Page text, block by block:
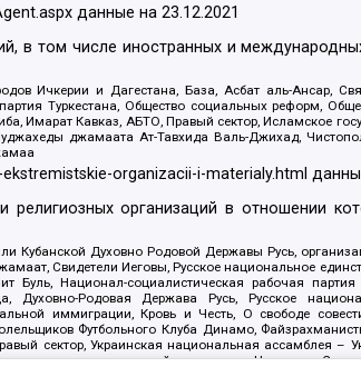
данные на23.12.2021
в том числе иностранных и
Ичкерии и Дагестана, База, Асбат аль-Ансар,
Туркестана, Общество социальных реформ,
Имарат Кавказ, АБТО, Правый сектор, Исламское
джамаата Ат-Тавхида Валь-Джихад,
organizacii-i-materialy.html
организаций в отношении
Кубанской Духовно Родовой Державы Русь,
Свидетели Иеговы, Русское национальное
Буль, Национал-социалистическая рабочая
Духовно-Родовая Держава Русь, Русское
иммиграции, Кровь и Честь, О свободе
Футбольного Клуба Динамо,
сектор, Украинская национальная ассамблея
последователей инглиизма, Народная